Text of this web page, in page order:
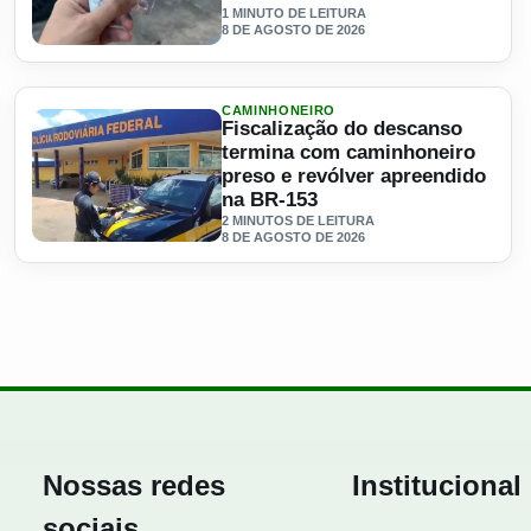
da viagem
Ler materia: Caminhoneiro é flagrado com 40
1 MINUTO DE LEITURA
8 DE AGOSTO DE 2026
GO-213
Ler materia: Fiscalização do descanso termina com
CAMINHONEIRO
Fiscalização do descanso
termina com caminhoneiro
preso e revólver apreendido
na BR-153
2 MINUTOS DE LEITURA
8 DE AGOSTO DE 2026
Nossas redes
Institucional